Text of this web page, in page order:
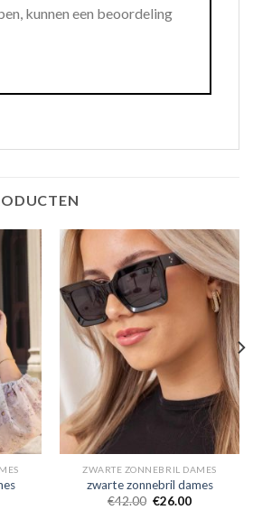
kunnen een beoordeling
ZWARTE ZONNEBRIL DAMES
zwarte zonnebril dames
€42.00 €26.00